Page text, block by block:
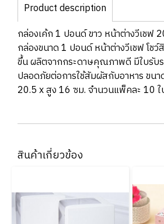
Product description
กล่องเค้ก 1 ปอนด์ ขาว หน้าต่างวีเชฟ
กล่องขนาด 1 ปอนด์ หน้าต่างวีเชฟ โชว์
ขึ้น ผลิตจากกระดาษคุณภาพดี มีใบรับ
ปลอดภัยต่อการใช้สัมผัสกับอาหาร ขนา
20.5 x สูง 16 ซม. จำนวนแพ็คละ 10 ใ
สินค้าเกี่ยวข้อง